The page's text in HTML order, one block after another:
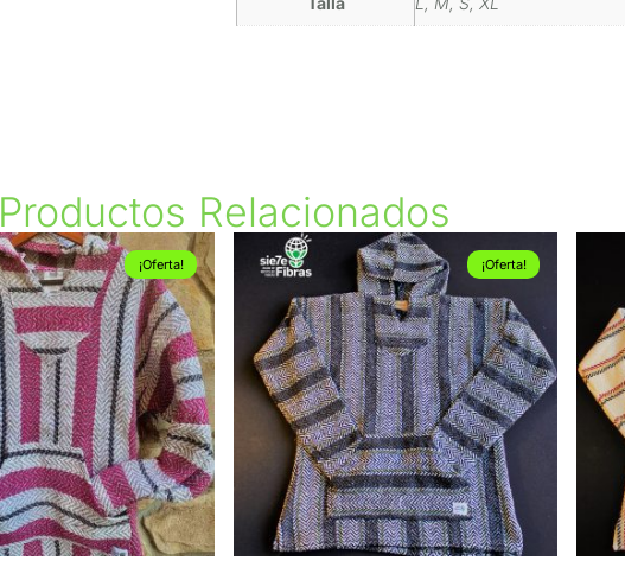
Productos Relacionados
¡Oferta! ¡Oferta!